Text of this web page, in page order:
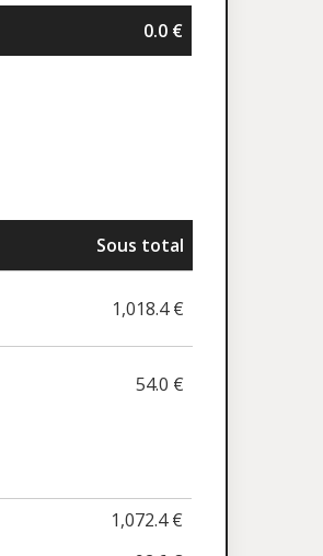
0.0 €
Sous total
1,018.4 €
54.0 €
1,072.4 €